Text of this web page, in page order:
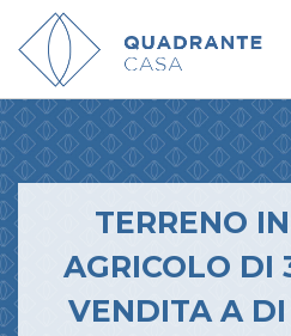
TERRENO
AGRICOLO DI
VENDITA A